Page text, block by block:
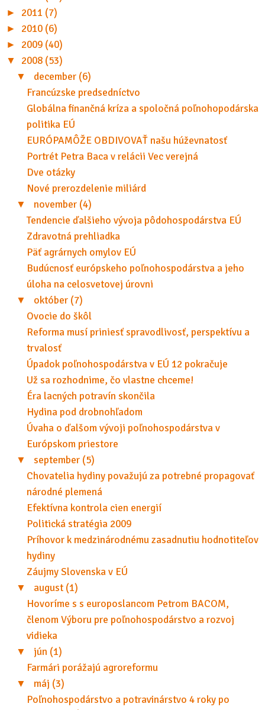
►
2011 (7)
►
2010 (6)
►
2009 (40)
▼
2008 (53)
▼
december (6)
Francúzske predsedníctvo
Globálna finančná kríza a spoločná poľnohopodárska
politika EÚ
EURÓPAMÔŽE OBDIVOVAŤ našu húževnatosť
Portrét Petra Baca v relácii Vec verejná
Dve otázky
Nové prerozdelenie miliárd
▼
november (4)
Tendencie ďalšieho vývoja pôdohospodárstva EÚ
Zdravotná prehliadka
Päť agrárnych omylov EÚ
Budúcnosť európskeho poľnohospodárstva a jeho
úloha na celosvetovej úrovni
▼
október (7)
Ovocie do škôl
Reforma musí priniesť spravodlivosť, perspektívu a
trvalosť
Úpadok poľnohospodárstva v EÚ 12 pokračuje
Už sa rozhodnime, čo vlastne chceme!
Éra lacných potravín skončila
Hydina pod drobnohľadom
Úvaha o ďalšom vývoji poľnohospodárstva v
Európskom priestore
▼
september (5)
Chovatelia hydiny považujú za potrebné propagovať
národné plemená
Efektívna kontrola cien energií
Politická stratégia 2009
Príhovor k medzinárodnému zasadnutiu hodnotiteľov
hydiny
Záujmy Slovenska v EÚ
▼
august (1)
Hovoríme s s europoslancom Petrom BACOM,
členom Výboru pre poľnohospodárstvo a rozvoj
vidieka
▼
jún (1)
Farmári porážajú agroreformu
▼
máj (3)
Poľnohospodárstvo a potravinárstvo 4 roky po